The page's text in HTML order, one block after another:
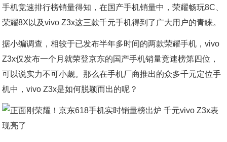
手机竞速排行榜销量得知，在国产手机销量中，荣耀畅玩8C、
荣耀8X以及vivo Z3x这三款千元手机得到了广大用户的青睐。
据小编调查，相较于已发布半年多时间的两款荣耀手机，vivo
Z3x仅发布一个月就荣登京东的国产手机销量竞速榜第四位，
可以说实力不可小觑。那么在手机厂商推出的众多千元定位手
机中，vivo Z3x是如何脱颖而出的呢？